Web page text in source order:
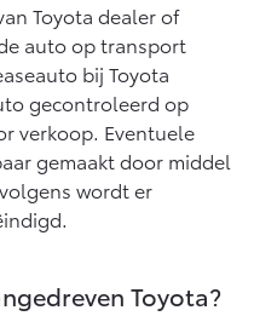
Toyota dealer of
auto op transport
bij Toyota
gecontroleerd op
verkoop. Eventuele
gemaakt door middel
wordt er
Toyota?